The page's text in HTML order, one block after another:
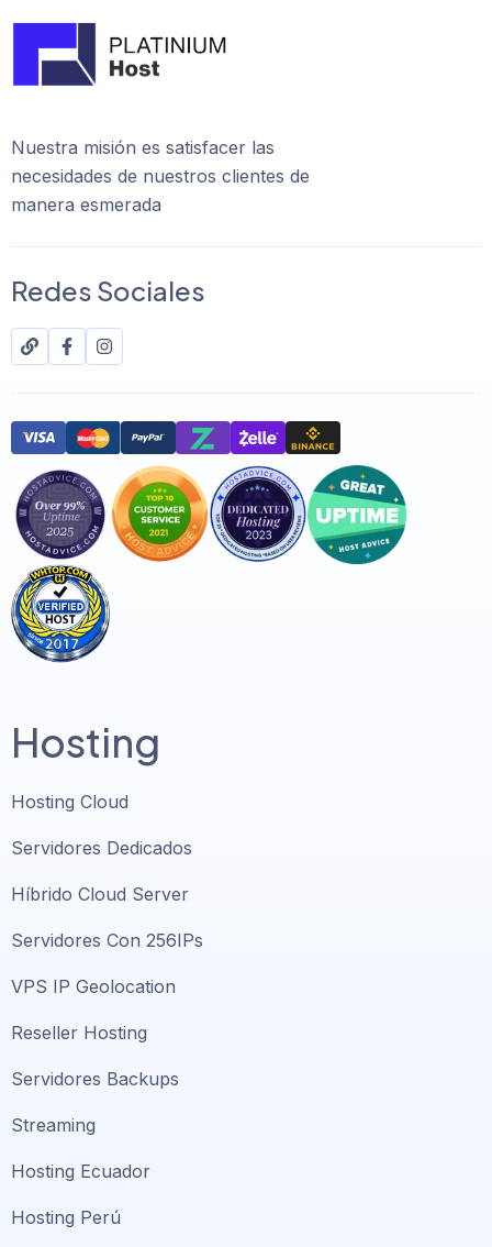
Nuestra misión es satisfacer las
necesidades de nuestros clientes de
manera esmerada
Redes Sociales
Hosting
Hosting Cloud
Servidores Dedicados
Híbrido Cloud Server
Servidores Con 256IPs
VPS IP Geolocation
Reseller Hosting
Servidores Backups
Streaming
Hosting Ecuador
Hosting Perú